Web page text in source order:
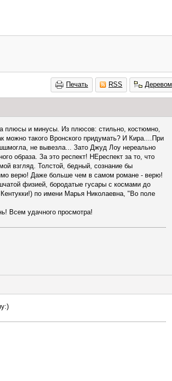
Печать RSS Деревом
плюсы и минусы. Из плюсов: стильно, костюмно,
можно такого Вронского придумать? И Кира....При
не вывезла... Зато Джуд Лоу нереально
образа. За это респект! НЕреспект за то, что
взгляд. Толстой, бедный, сознание бы
верю! Даже больше чем в самом романе - верю!
физией, бородатые гусары с космами до
по имени Марья Николаевна, "Во поле
Всем удачного просмотра!